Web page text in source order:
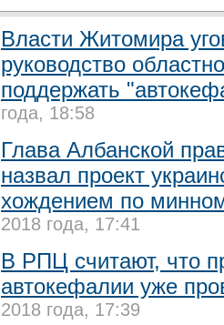
Власти Житомира
руководство
поддержать
года, 18:58
Глава Албанской
назвал проект
хождением по
2018 года, 17:41
В РПЦ считают, что
автокефалии уже
2018 года, 17:39